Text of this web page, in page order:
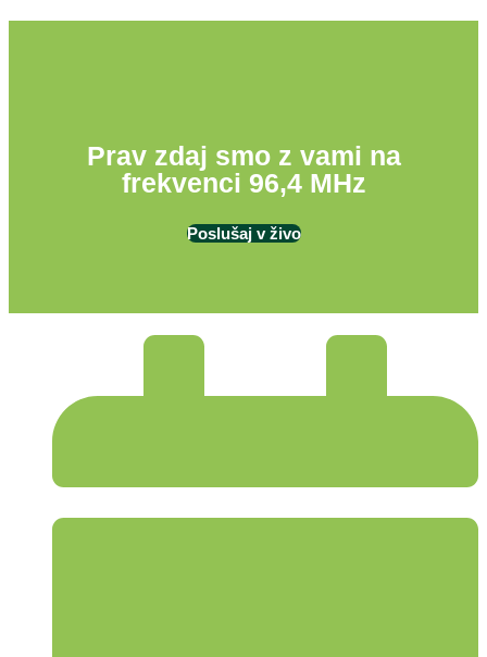
Prav zdaj smo z vami na
frekvenci 96,4 MHz
Poslušaj v živo